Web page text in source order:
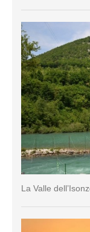
La Valle